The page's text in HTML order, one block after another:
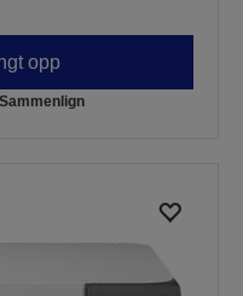
opp
Sammenlign